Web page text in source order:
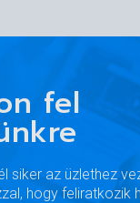
fel
siker az üzlethez
hogy feliratkozik